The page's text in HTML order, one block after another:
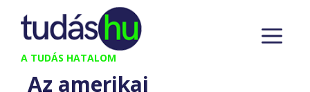
Kilépés
tartalomba
A TUDÁS HATALOM
Az amerikai